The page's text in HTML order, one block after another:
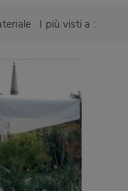
I più visti a :